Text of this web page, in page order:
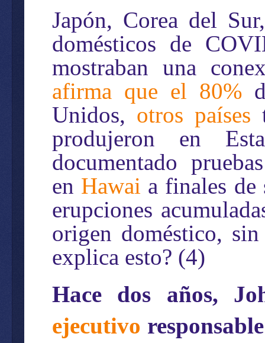
Japón, Corea del
domésticos de
mostraban una
afirma que el 80%
Unidos, otros países
produjeron en
documentado
en Hawai a finales de
erupciones
origen doméstico,
explica esto? (4)
Hace dos años,
ejecutivo